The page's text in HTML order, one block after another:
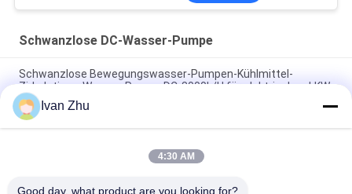
Schwanzlose DC-Wasser-Pumpe
Schwanzlose Bewegungswasser-Pumpen-Kühlmittel-
Zirkulations-Wasser-Pumpe DC-8000L/H für elektrischen LKW
Hauptelektrische Wasser-Hochleistungspumpe 24V 240W
16m für elektrischen Bus
IP67 24VDC schwanzlose DC-Bewegungswasser-Pumpe für
Ivan Zhu
4:30 AM
Good day, what product are you looking for?